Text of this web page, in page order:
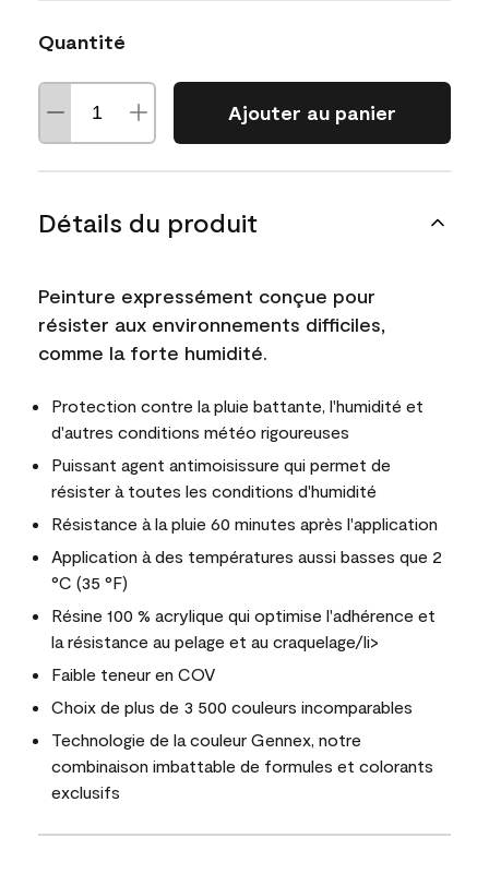
Quantité
Ajouter au panier
Détails du produit
Peinture expressément conçue pour
résister aux environnements difficiles,
comme la forte humidité.
Protection contre la pluie battante, l'humidité et
d'autres conditions météo rigoureuses
Puissant agent antimoisissure qui permet de
résister à toutes les conditions d'humidité
Résistance à la pluie 60 minutes après l'application
Application à des températures aussi basses que 2
°C (35 °F)
Résine 100 % acrylique qui optimise l'adhérence et
la résistance au pelage et au craquelage/li>
Faible teneur en COV
Choix de plus de 3 500 couleurs incomparables
Technologie de la couleur Gennex, notre
combinaison imbattable de formules et colorants
exclusifs